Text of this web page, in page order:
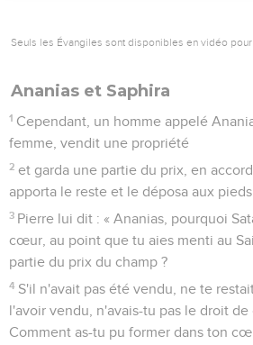
Seuls les Évangiles sont disponibles en vidéo pour
Ananias et Saphira
1 Cependant, un homme appelé
femme, vendit une propriété
2 et garda une partie du prix, en
apporta le reste et le déposa aux pieds
3 Pierre lui dit : « Ananias, pourquoi
cœur, au point que tu aies menti au
partie du prix du champ ?
4 S'il n'avait pas été vendu, ne te
l'avoir vendu, n'avais-tu pas le droit de
Comment as-tu pu former dans ton